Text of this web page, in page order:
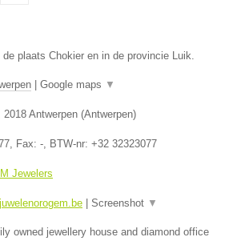
de plaats Chokier en in de provincie Luik.
Google maps ▼
2018 Antwerpen (Antwerpen)
, Fax: -, BTW-nr: +32 32323077
Jewelers
Screenshot ▼
owned jewellery house and diamond office